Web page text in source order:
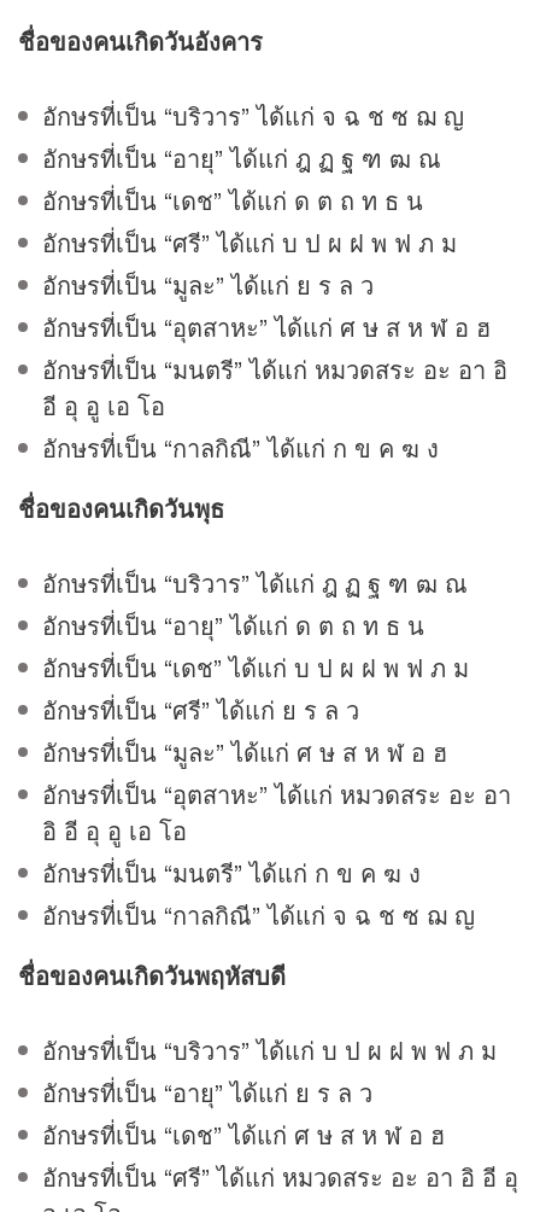
ชื่อของคนเกิดวันอังคาร
อักษรที่เป็น “บริวาร” ได้แก่ จ ฉ ช ซ ฌ ญ
อักษรที่เป็น “อายุ” ได้แก่ ฎ ฏ ฐ ฑ ฒ ณ
อักษรที่เป็น “เดช” ได้แก่ ด ต ถ ท ธ น
อักษรที่เป็น “ศรี” ได้แก่ บ ป ผ ฝ พ ฟ ภ ม
อักษรที่เป็น “มูละ” ได้แก่ ย ร ล ว
อักษรที่เป็น “อุตสาหะ” ได้แก่ ศ ษ ส ห ฬ อ ฮ
อักษรที่เป็น “มนตรี” ได้แก่ หมวดสระ อะ อา อิ
อี อุ อู เอ โอ
อักษรที่เป็น “กาลกิณี” ได้แก่ ก ข ค ฆ ง
ชื่อของคนเกิดวันพุธ
อักษรที่เป็น “บริวาร” ได้แก่ ฎ ฏ ฐ ฑ ฒ ณ
อักษรที่เป็น “อายุ” ได้แก่ ด ต ถ ท ธ น
อักษรที่เป็น “เดช” ได้แก่ บ ป ผ ฝ พ ฟ ภ ม
อักษรที่เป็น “ศรี” ได้แก่ ย ร ล ว
อักษรที่เป็น “มูละ” ได้แก่ ศ ษ ส ห ฬ อ ฮ
อักษรที่เป็น “อุตสาหะ” ได้แก่ หมวดสระ อะ อา
อิ อี อุ อู เอ โอ
อักษรที่เป็น “มนตรี” ได้แก่ ก ข ค ฆ ง
อักษรที่เป็น “กาลกิณี” ได้แก่ จ ฉ ช ซ ฌ ญ
ชื่อของคนเกิดวันพฤหัสบดี
อักษรที่เป็น “บริวาร” ได้แก่ บ ป ผ ฝ พ ฟ ภ ม
อักษรที่เป็น “อายุ” ได้แก่ ย ร ล ว
อักษรที่เป็น “เดช” ได้แก่ ศ ษ ส ห ฬ อ ฮ
อักษรที่เป็น “ศรี” ได้แก่ หมวดสระ อะ อา อิ อี อุ